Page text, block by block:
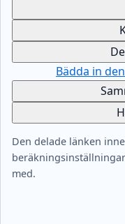
Bädda in
Den delade länken
med.